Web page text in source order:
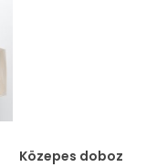
Közepes doboz